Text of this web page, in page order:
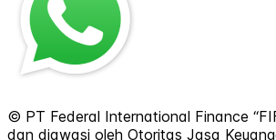
© PT Federal International Finance
dan diawasi oleh Otoritas Jasa